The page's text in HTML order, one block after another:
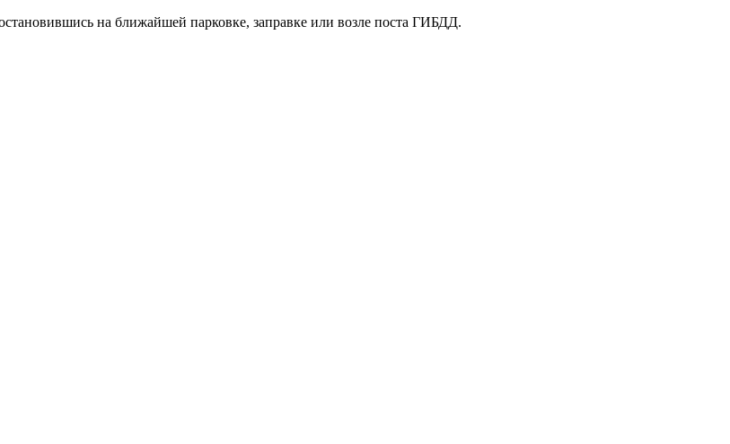
на ближайшей парковке, заправке или возле поста ГИБДД.